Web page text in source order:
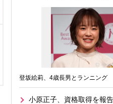
登坂絵莉、4歳長男とランニング
小原正子、資格取得を報告